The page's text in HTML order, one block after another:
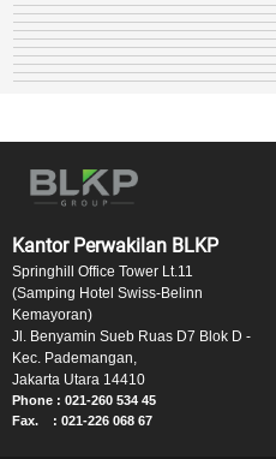
Kantor Perwakilan BLKP
Springhill Office Tower Lt.11
(Samping Hotel Swiss-Belinn
Kemayoran)
Jl. Benyamin Sueb Ruas D7 Blok D -
Kec. Pademangan,
Jakarta Utara 14410
Phone : 021-260 534 45
Fax. : 021-226 068 67